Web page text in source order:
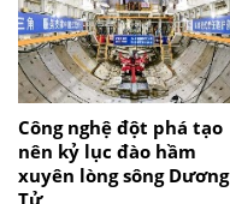
Công nghệ đột phá tạo
nên kỷ lục đào hầm
xuyên lòng sông Dương